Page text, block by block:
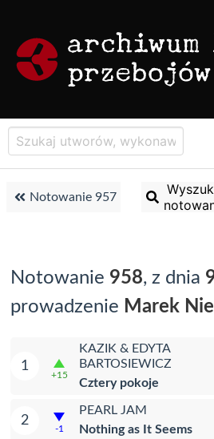
Notowanie 957
Notowanie 958, z dnia
prowadzenie Marek
1
+15
KAZIK & EDYTA
BARTOSIEWICZ
Cztery pokoje
2
-1
PEARL JAM
Nothing as It Seems